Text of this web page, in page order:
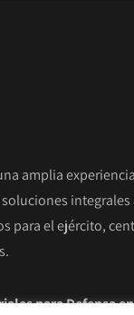
amplia
integrales
para el ejército,
para Defensa en